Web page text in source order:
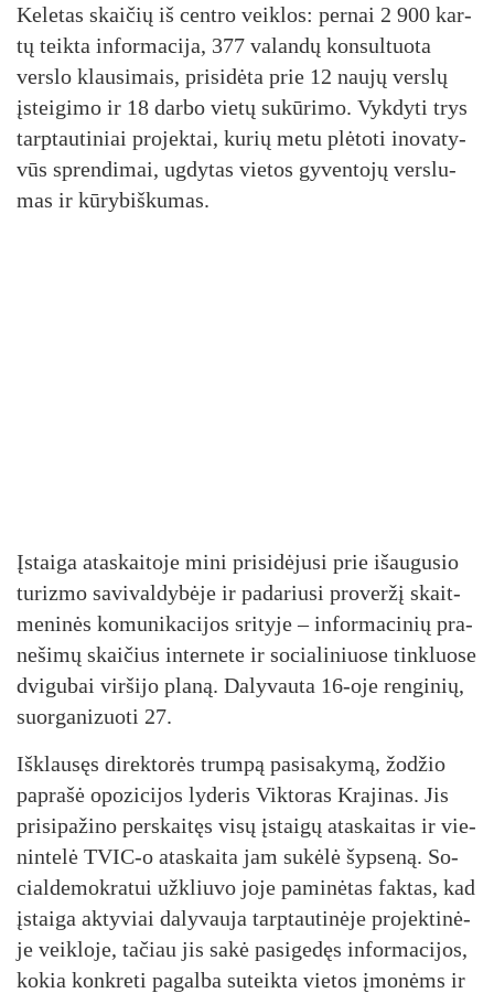
Ke­le­tas skai­čių iš cent­ro veik­los: per­nai 2 900 kar­
tų teik­ta in­for­ma­ci­ja, 377 va­lan­dų kon­sul­tuo­ta
vers­lo klau­si­mais, pri­si­dė­ta prie 12 nau­jų vers­lų
įstei­gi­mo ir 18 dar­bo vie­tų su­kū­ri­mo. Vyk­dy­ti trys
tarp­tau­ti­niai pro­jek­tai, ku­rių me­tu plė­to­ti ino­va­ty­
vūs spren­di­mai, ug­dy­tas vie­tos gy­ven­to­jų vers­lu­
mas ir kū­ry­biš­ku­mas.
Įs­tai­ga ata­skai­to­je mi­ni pri­si­dė­ju­si prie išau­gu­sio
tu­riz­mo sa­vi­val­dy­bė­je ir pa­da­riu­si pro­ver­žį skait­
me­ni­nės ko­mu­ni­ka­ci­jos sri­ty­je – in­for­ma­ci­nių pra­
ne­ši­mų skai­čius in­ter­ne­te ir so­cia­li­niuo­se tink­luo­se
dvi­gu­bai vir­ši­jo pla­ną. Da­ly­vau­ta 16-oje ren­gi­nių,
suor­ga­ni­zuo­ti 27.
Išk­lau­sęs di­rek­to­rės trum­pą pa­si­sa­ky­mą, žo­džio
pa­pra­šė opo­zi­ci­jos ly­de­ris Vik­to­ras Kra­ji­nas. Jis
pri­si­pa­ži­no per­skai­tęs vi­sų įstai­gų ata­skai­tas ir vie­
nin­te­lė TVIC-o ata­skai­ta jam su­kė­lė šyp­se­ną. So­
cial­de­mok­ra­tui už­kliu­vo jo­je pa­mi­nė­tas fak­tas, kad
įstai­ga ak­ty­viai da­ly­vau­ja tarp­tau­ti­nė­je pro­jek­ti­nė­
je veik­lo­je, ta­čiau jis sa­kė pa­si­ge­dęs in­for­ma­ci­jos,
ko­kia konk­re­ti pa­gal­ba su­teik­ta vie­tos įmo­nėms ir